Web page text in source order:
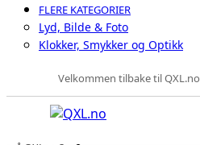
FLERE KATEGORIER
Lyd, Bilde & Foto
Klokker, Smykker og Optikk
Velkommen tilbake til QXL.no